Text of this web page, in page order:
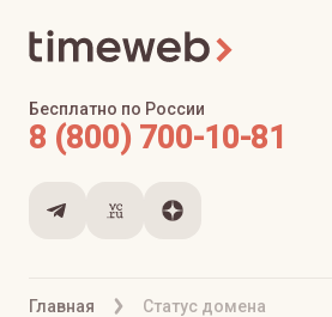
Главная Статус домена
Бесплатно по России
8 (800) 700-10-81